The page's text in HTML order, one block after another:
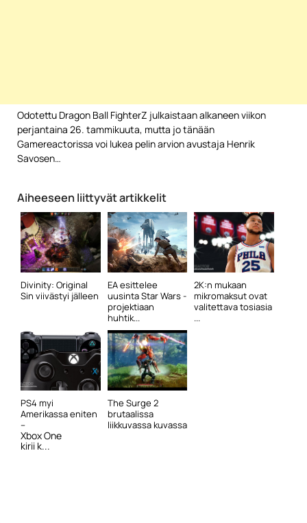
Odotettu Dragon Ball FighterZ julkaistaan alkaneen viikon
perjantaina 26. tammikuuta, mutta jo tänään
Gamereactorissa voi lukea pelin arvion avustaja Henrik
Savosen…
Aiheeseen liittyvät artikkelit
Divinity: Original
Sin viivästyi jälleen
EA esittelee
uusinta Star Wars -
projektiaan
huhtik...
2K:n mukaan
mikromaksut ovat
valitettava tosiasia
...
PS4 myi
Amerikassa eniten
–
Xbox One
kirii k...
The Surge 2
brutaalissa
liikkuvassa kuvassa